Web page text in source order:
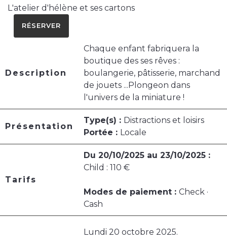
L'atelier d'hélène et ses cartons
RÉSERVER
Description
Chaque enfant fabriquera la
boutique des ses rêves :
boulangerie, pâtisserie, marchand
de jouets ...Plongeon dans
l'univers de la miniature !
Présentation
Type(s) : Distractions et loisirs
Portée : Locale
Tarifs
Du 20/10/2025 au 23/10/2025 :
Child : 110 €
Modes de paiement : Check ·
Cash
Lundi 20 octobre 2025.